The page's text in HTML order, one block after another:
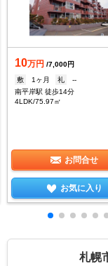
10万円 /7,000円
敷
1ヶ月 礼
--
南平岸駅 徒歩14分
4LDK/75.97㎡
お問合せ
お気に入り
札幌